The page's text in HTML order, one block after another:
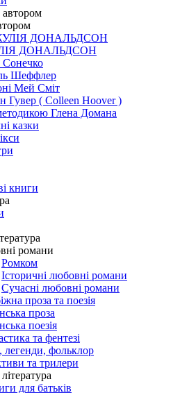
ДОНАЛЬДСОН
Сонечко
Шеффлер
Мей Сміт
Гувер ( Colleen Hoover )
Глена Домана
казки
книги
романи
Ромком
Історичні любовні романи
Сучасні любовні романи
проза та поезія
проза
поезія
та фентезі
фольклор
та трилери